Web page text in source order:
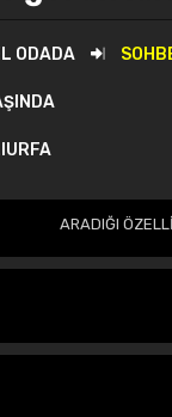
ODADA
ARADIĞI